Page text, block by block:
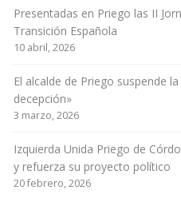
Presentadas en Priego las II
Transición Española
10 abril, 2026
El alcalde de Priego suspende
decepción»
3 marzo, 2026
Izquierda Unida Priego de
y refuerza su proyecto político
20 febrero, 2026